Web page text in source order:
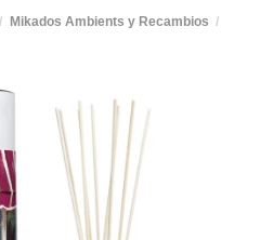
Mikados Ambients y Recambios